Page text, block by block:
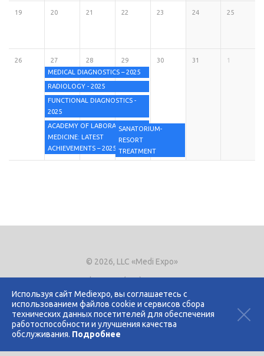
Используя сайт Mediexpo, вы соглашаетесь с
использованием файлов cookie и сервисов сбора
технических данных посетителей для обеспечения
работоспособности и улучшения качества
обслуживания. Подробнее
19 20 21 22 23 24 25
26
27
MEDICAL DIAGNOSTICS – 2025
RADIOLOGY - 2025
FUNCTIONAL DIAGNOSTICS -
2025
ACADEMY OF LABORATORY
MEDICINE: LATEST
ACHIEVEMENTS – 2025
28 29
SANATORIUM-
RESORT
TREATMENT
30 31 1
© 2026, LLC «Medi Expo»
Phone.+7 (495) 721-8866
E-mail:expo@mediexpo.ru
Контакты
Политика использования cookies
Политика конфиденциальности